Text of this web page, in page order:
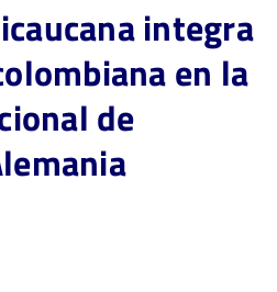
integra
en la
de